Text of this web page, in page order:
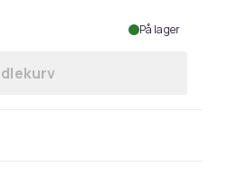
På lager
Northern Emporium | Søren